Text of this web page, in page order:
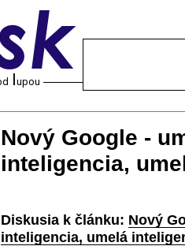
Nový Google -
inteligencia,
Diskusia k článku: Nový
inteligencia, umelá